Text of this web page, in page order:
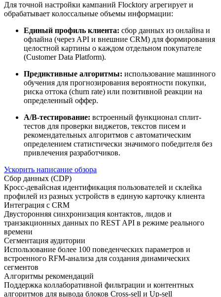
Для точной настройки кампаний Flocktory агрегирует и
обрабатывает колоссальные объемы информации:
Единый профиль клиента: сбор данных из онлайна и
офлайна (через API и внешние CRM) для формирования
целостной картины о каждом отдельном покупателе
(Customer Data Platform).
Предиктивные алгоритмы: использование машинного
обучения для прогнозирования вероятности покупки,
риска оттока (churn rate) или позитивной реакции на
определенный оффер.
A/B-тестирование: встроенный функционал сплит-
тестов для проверки виджетов, текстов писем и
рекомендательных алгоритмов с автоматическим
определением статистически значимого победителя без
привлечения разработчиков.
Ускорить написание обзора
Сбор данных (CDP)
Кросс-девайсная идентификация пользователей и склейка
профилей из разных устройств в единую карточку клиента
Интеграция с CRM
Двусторонняя синхронизация контактов, лидов и
транзакционных данных по REST API в режиме реального
времени
Сегментация аудитории
Использование более 100 поведенческих параметров и
встроенного RFM-анализа для создания динамических
сегментов
Алгоритмы рекомендаций
Поддержка коллаборативной фильтрации и контентных
алгоритмов для вывода блоков Cross-sell и Up-sell